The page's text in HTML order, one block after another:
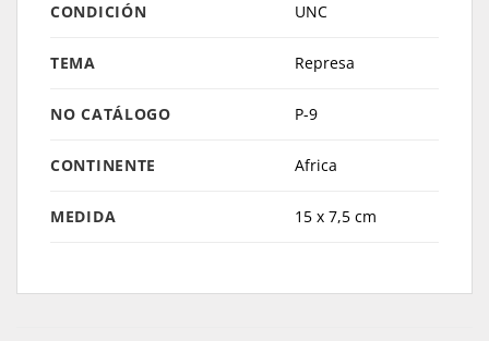
CONDICIÓN UNC
TEMA Represa
NO CATÁLOGO P-9
CONTINENTE Africa
MEDIDA 15 x 7,5 cm